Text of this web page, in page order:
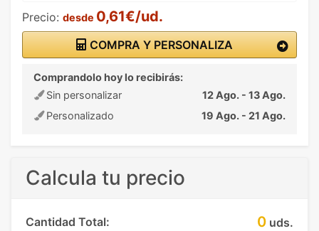
Precio: desde 0,61€/ud.
COMPRA Y PERSONALIZA
Comprandolo hoy lo recibirás:
Sin personalizar
12 Ago. - 13 Ago.
Personalizado
19 Ago. - 21 Ago.
Calcula tu precio
Cantidad Total: 0 uds.